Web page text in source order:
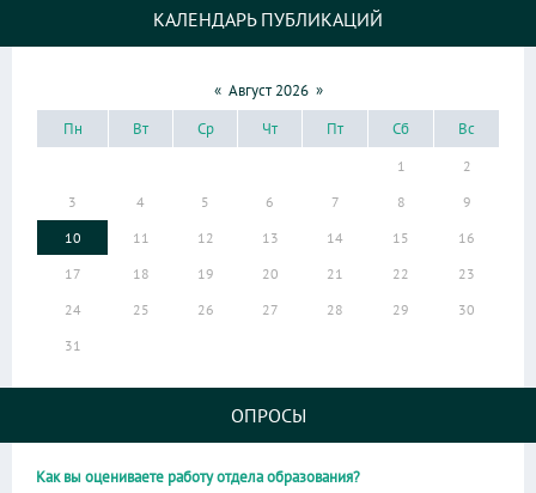
КАЛЕНДАРЬ ПУБЛИКАЦИЙ
« Август 2026 »
Пн
Вт Ср Чт Пт Сб Вс
1
2
3
4 5 6 7 8
9
10
11 12 13 14 15
16
17
18 19 20 21 22
23
24
25 26 27 28 29
30
31
ОПРОСЫ
Как вы оцениваете работу отдела образования?